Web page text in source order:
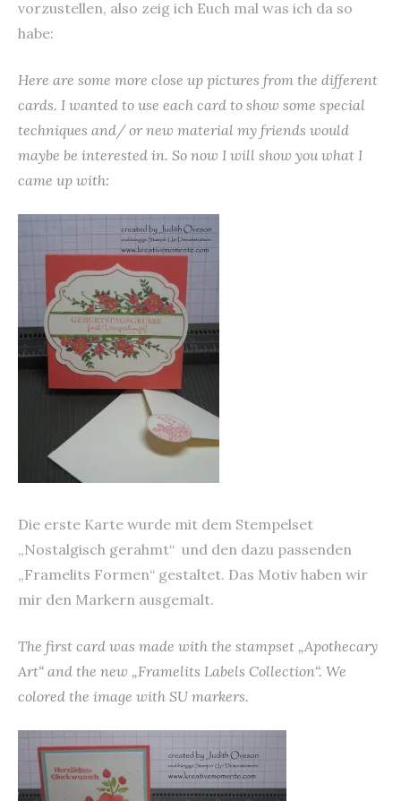
vorzustellen, also zeig ich Euch mal was ich da so
habe:
Here are some more close up pictures from the different
cards. I wanted to use each card to show some special
techniques and/ or new material my friends would
maybe be interested in. So now I will show you what I
came up with:
Die erste Karte wurde mit dem Stempelset
„Nostalgisch gerahmt“ und den dazu passenden
„Framelits Formen“ gestaltet. Das Motiv haben wir
mir den Markern ausgemalt.
The first card was made with the stampset „Apothecary
Art“ and the new „Framelits Labels Collection“. We
colored the image with SU markers.